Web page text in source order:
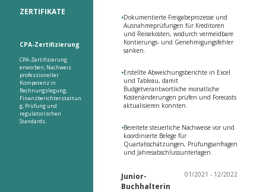
ZERTIFIKATE
CPA-Zertifizierung
CPA-Zertifizierung
erworben; Nachweis
professioneller
Kompetenz in
Rechnungslegung,
Finanzberichterstattun
g, Prüfung und
regulatorischen
Standards.
•Dokumentierte Freigabeprozesse und
Ausnahmeprüfungen für Kreditoren
und Reisekosten, wodurch vermeidbare
Kontierungs- und Genehmigungsfehler
sanken.
•Erstellte Abweichungsberichte in Excel
und Tableau, damit
Budgetverantwortliche monatliche
Kostenänderungen prüfen und Forecasts
aktualisieren konnten.
•Bereitete steuerliche Nachweise vor und
koordinierte Belege für
Quartalsschätzungen, Prüfungsanfragen
und Jahresabschlussunterlagen.
Junior-
Buchhalterin
01/2021 - 12/2022